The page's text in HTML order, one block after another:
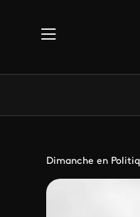
Dimanche en